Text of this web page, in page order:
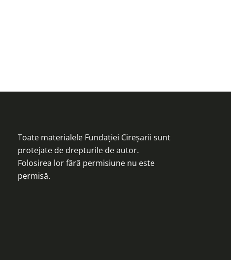
Toate materialele Fundației Cireșarii sunt
protejate de drepturile de autor.
Folosirea lor fără permisiune nu este
permisă.